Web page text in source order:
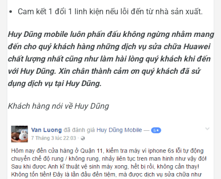
Cam kết 1 đổi 1 linh kiện nếu lỗi đến từ nhà sản xuất.
Huy Dũng mobile luôn phấn đấu không ngừng nhằm mang
đến cho quý khách hàng những dịch vụ sửa chữa Huawei
chất lượng nhất cũng như làm hài lòng quý khách khi đến
với Huy Dũng. Xin chân thành cảm ơn quý khách đã sử
dụng dịch vụ tại Huy Dũng.
Khách hàng nói về Huy Dũng